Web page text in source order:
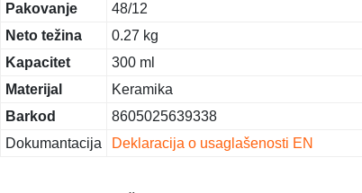
Pakovanje
48/12
Neto težina
0.27 kg
Kapacitet
300 ml
Materijal
Keramika
Barkod
8605025639338
Dokumantacija
Deklaracija o usaglašenosti EN